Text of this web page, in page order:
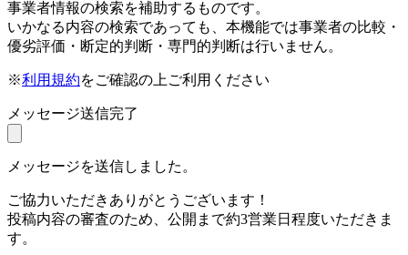
事業者情報の検索を補助するものです。
いかなる内容の検索であっても、本機能では事業者の比較・
優劣評価・断定的判断・専門的判断は行いません。
※利用規約をご確認の上ご利用ください
メッセージ送信完了
メッセージを送信しました。
ご協力いただきありがとうございます！
投稿内容の審査のため、公開まで約3営業日程度いただきま
す。